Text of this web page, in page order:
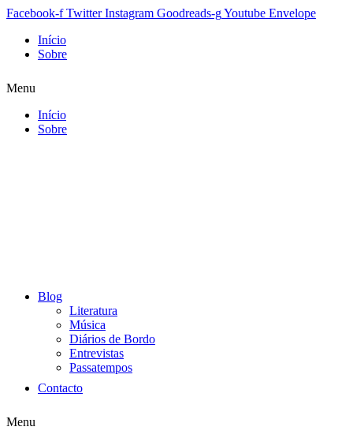
Facebook-f Twitter Instagram Goodreads-gYoutube Envelope
Início
Sobre
Menu
Início
Sobre
Blog
Literatura
Música
Diários de Bordo
Entrevistas
Passatempos
Contacto
Menu